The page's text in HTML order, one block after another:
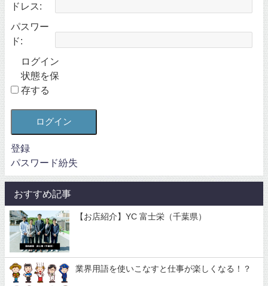
ドレス:
パスワー
ド:
ログイン
状態を保
存する
ログイン
登録
パスワード紛失
おすすめ記事
【お店紹介】YC 富士栄（千葉県）
業界用語を使いこなすと仕事が楽しくなる！？